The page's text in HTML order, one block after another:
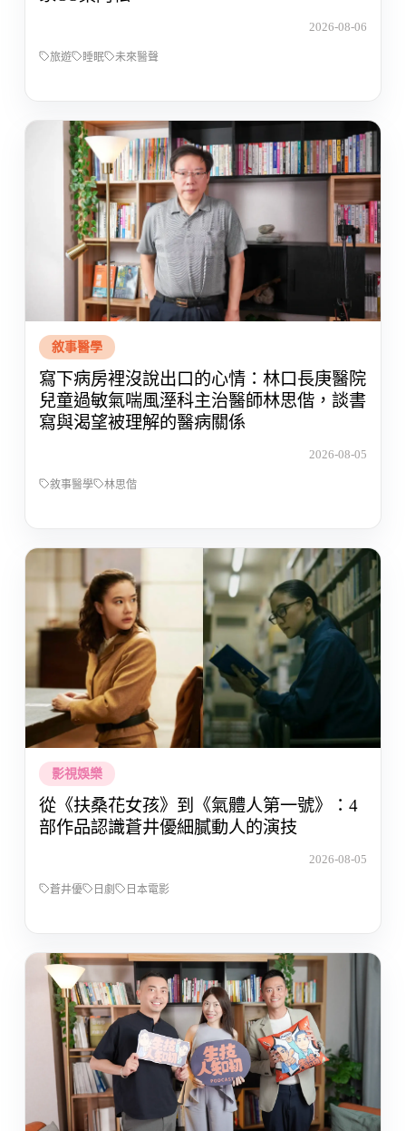
2026-08-06
旅遊 睡眠 未來醫聲
敘事醫學
寫下病房裡沒說出口的心情：林口長庚醫院
兒童過敏氣喘風溼科主治醫師林思偕，談書
寫與渴望被理解的醫病關係
2026-08-05
敘事醫學 林思偕
影視娛樂
從《扶桑花女孩》到《氣體人第一號》：4
部作品認識蒼井優細膩動人的演技
2026-08-05
蒼井優 日劇 日本電影